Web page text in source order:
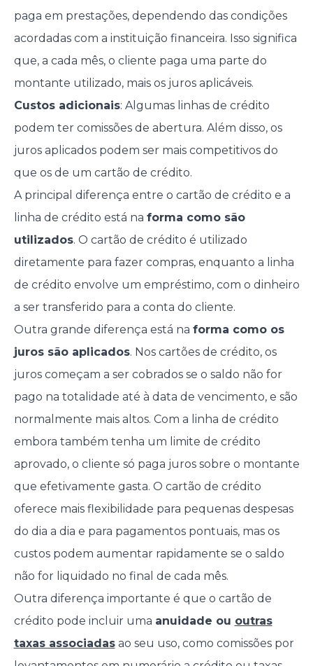
paga em prestações, dependendo das condições
acordadas com a instituição financeira. Isso significa
que, a cada mês, o cliente paga uma parte do
montante utilizado, mais os juros aplicáveis.
Custos adicionais: Algumas linhas de crédito
podem ter comissões de abertura. Além disso, os
juros aplicados podem ser mais competitivos do
que os de um cartão de crédito.
A principal diferença entre o cartão de crédito e a
linha de crédito está na forma como são
utilizados. O cartão de crédito é utilizado
diretamente para fazer compras, enquanto a linha
de crédito envolve um empréstimo, com o dinheiro
a ser transferido para a conta do cliente.
Outra grande diferença está na forma como os
juros são aplicados. Nos cartões de crédito, os
juros começam a ser cobrados se o saldo não for
pago na totalidade até à data de vencimento, e são
normalmente mais altos. Com a linha de crédito
embora também tenha um limite de crédito
aprovado, o cliente só paga juros sobre o montante
que efetivamente gasta. O cartão de crédito
oferece mais flexibilidade para pequenas despesas
do dia a dia e para pagamentos pontuais, mas os
custos podem aumentar rapidamente se o saldo
não for liquidado no final de cada mês.
Outra diferença importante é que o cartão de
crédito pode incluir uma anuidade ou outras
taxas associadasao seu uso, como comissões por